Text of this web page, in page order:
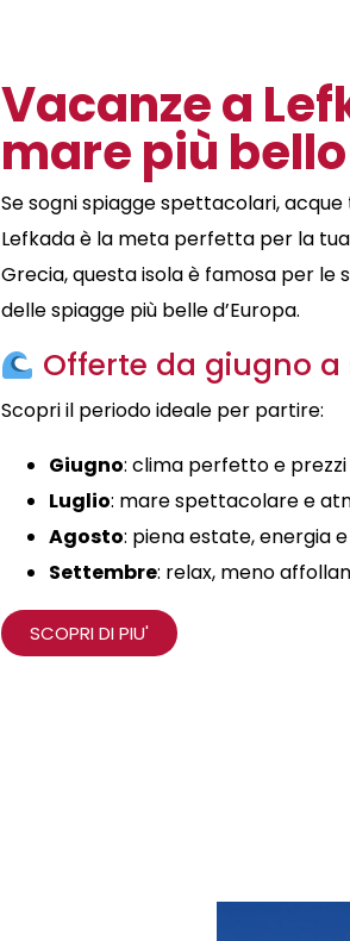
Vacanze a
mare più
Se sogni spiagge spettacolari,
Lefkadaè la meta perfetta per la
Grecia, questa isola è famosa per le
delle spiagge più belle d’Europa.
Offerte da giugno
Scopri il periodo ideale per partire:
Giugno: clima perfetto e
Luglio: mare spettacolare e
Agosto: piena estate, energia
Settembre: relax, meno
SCOPRI DI PIU'